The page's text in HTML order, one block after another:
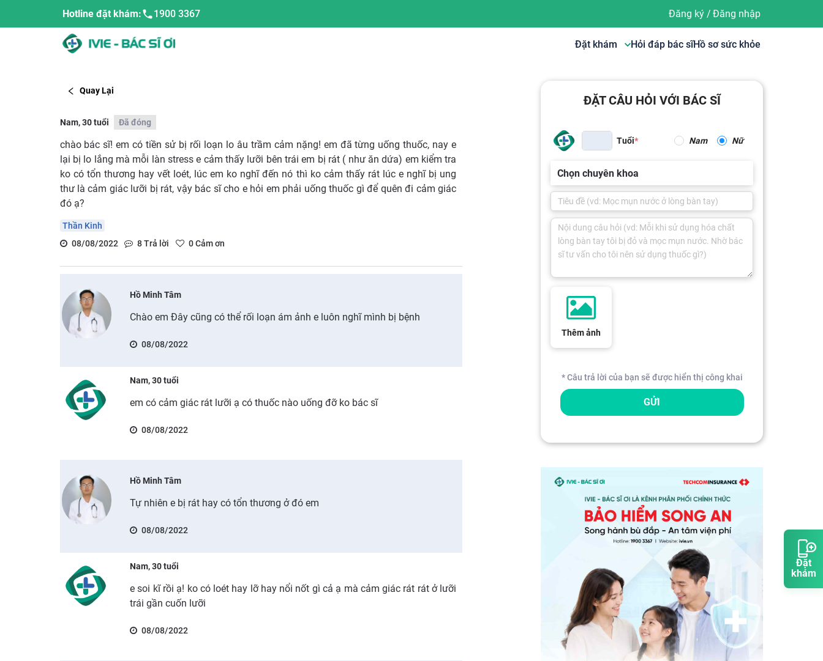
Đặt
khám
Hotline đặt khám: 1900 3367 Đăng ký/ Đăng nhập
Đặt khám Hỏi đáp bác sĩHồ sơ sức khỏe
Quay Lại
Nam, 30 tuổi Đã đóng
chào bác sĩ! em có tiền sử bị rối loạn lo âu trầm cảm nặng! em đã từng uống thuốc, nay e
lại bị lo lắng mà mỗi làn stress e cảm thấy lưỡi bên trái em bị rát ( như ăn dứa) em kiểm tra
ko có tổn thương hay vết loét, lúc em ko nghĩ đến nó thì ko cảm thấy rát lúc e nghĩ bị ung
thư là cảm giác lưỡi bị rát, vậy bác sĩ cho e hỏi em phải uống thuốc gì để quên đi cảm giác
đó ạ?
Thần Kinh
08/08/2022
8Trả lời 0Cảm ơn
Hồ Minh Tâm
Chào em Đây cũng có thể rối loạn ám ảnh e luôn nghĩ mình bị bệnh
08/08/2022
Nam, 30 tuổi
em có cảm giác rát lưỡi ạ có thuốc nào uống đỡ ko bác sĩ
08/08/2022
Hồ Minh Tâm
Tự nhiên e bị rát hay có tổn thương ở đó em
08/08/2022
Nam, 30 tuổi
e soi kĩ rồi ạ! ko có loét hay lỡ hay nổi nốt gì cả ạ mà cảm giác rát rát ở lưỡi
trái gần cuốn lưỡi
08/08/2022
ĐẶT CÂU HỎI VỚI BÁC SĨ
Tuổi Nam Nữ
Chọn chuyên khoa
Thêm ảnh
* Câu trả lời của bạn sẽ được hiển thị công khai
GỬI